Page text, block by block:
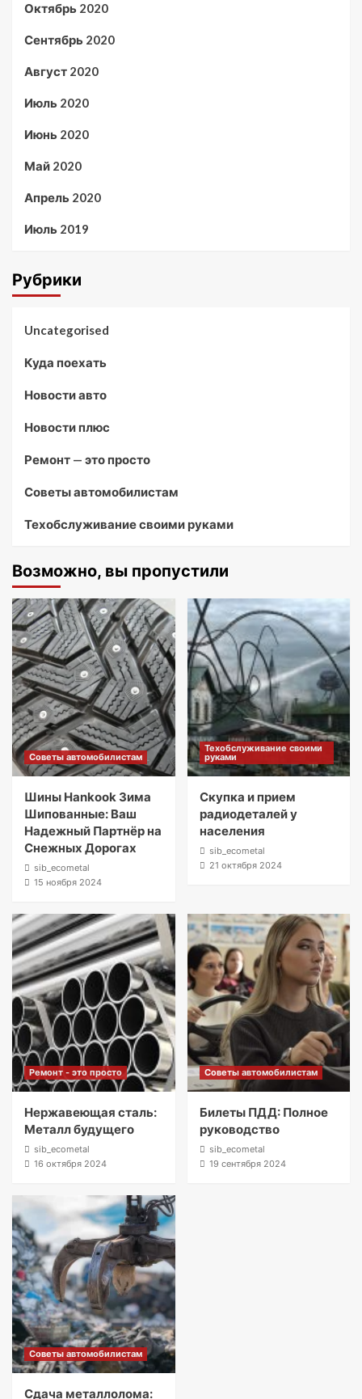
Октябрь 2020
Сентябрь 2020
Август 2020
Июль 2020
Июнь 2020
Май 2020
Апрель 2020
Июль 2019
Рубрики
Uncategorised
Куда поехать
Новости авто
Новости плюс
Ремонт — это просто
Советы автомобилистам
Техобслуживание своими руками
Возможно, вы пропустили
Советы автомобилистам
Шины Hankook Зима
Шипованные: Ваш
Надежный Партнёр на
Снежных Дорогах
sib_ecometal
15 ноября 2024
Техобслуживание своими
руками
Скупка и прием
радиодеталей у
населения
sib_ecometal
21 октября 2024
Ремонт - это просто
Нержавеющая сталь:
Металл будущего
sib_ecometal
16 октября 2024
Советы автомобилистам
Билеты ПДД: Полное
руководство
sib_ecometal
19 сентября 2024
Советы автомобилистам
Сдача металлолома: